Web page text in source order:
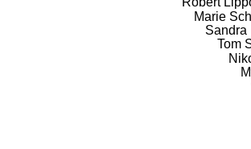
Marie
Sandra
Tom